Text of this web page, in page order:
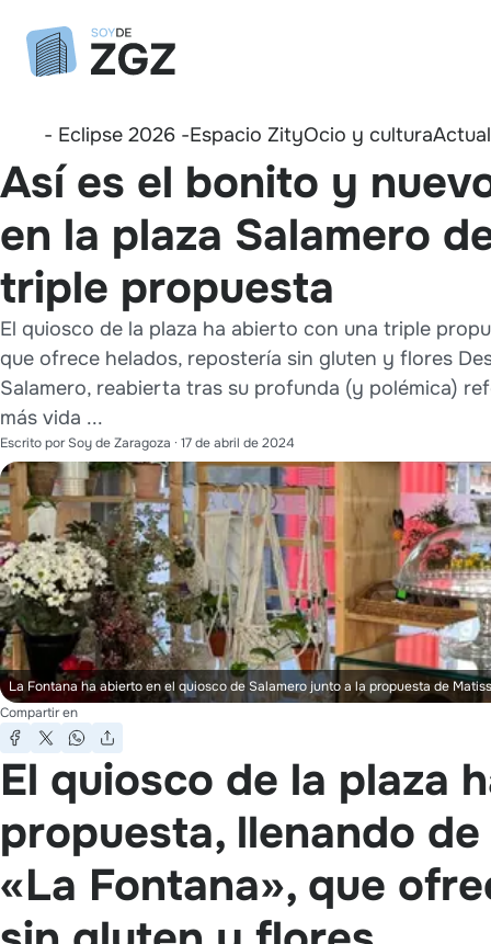
- Eclipse 2026 -Espacio ZityOcio y cultura
Así es el bonito y
en la plaza Salamero
triple propuesta
El quiosco de la plaza ha abierto con una triple
que ofrece helados, repostería sin gluten y flores
Salamero, reabierta tras su profunda (y polémica)
más vida ...
Escrito porSoy de Zaragoza · 17 de abril de 2024
La Fontana ha abierto en el quiosco de Salamero junto a la propuesta de
Compartir en
El quiosco de la plaza
propuesta, llenando
«La Fontana», que